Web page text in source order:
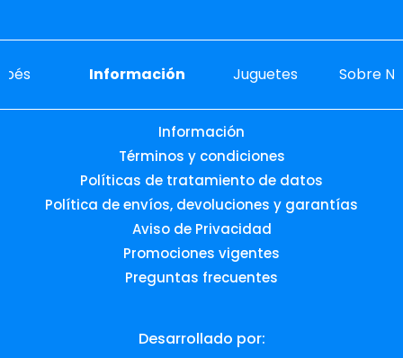
Información Juguetes Sobre
Información
Términos y condiciones
Políticas de tratamiento de datos
Política de envíos, devoluciones y garantías
Aviso de Privacidad
Promociones vigentes
Preguntas frecuentes
Desarrollado por: